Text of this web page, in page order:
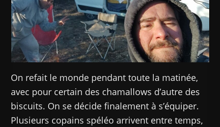
On refait le monde pendant toute la matinée,
avec pour certain des chamallows d’autre des
biscuits. On se décide finalement à s’équiper.
Plusieurs copains spéléo arrivent entre temps,